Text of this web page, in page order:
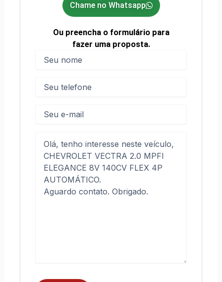
Chame no Whatsapp
Ou preencha o formulário para
fazer uma proposta.
mail